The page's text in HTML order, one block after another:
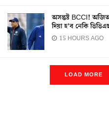
অসন্তুষ্ট BCCI!
দিয়া হ’ব নেকি
15 HOURS AGO
LOAD MORE